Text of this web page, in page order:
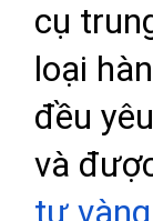
cụ
loại
đều
và
tư vàng